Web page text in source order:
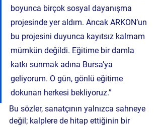
boyunca birçok sosyal dayanışma
projesinde yer aldım. Ancak ARKON’un
bu projesini duyunca kayıtsız kalmam
mümkün değildi. Eğitime bir damla
katkı sunmak adına Bursa’ya
geliyorum. O gün, gönlü eğitime
dokunan herkesi bekliyoruz.”
Bu sözler, sanatçının yalnızca sahneye
değil; kalplere de hitap ettiğinin bir